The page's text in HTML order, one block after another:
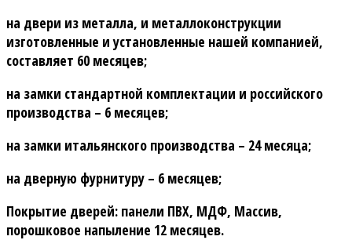
на двери из металла, и металлоконструкции
изготовленные и установленные нашей компанией,
составляет 60 месяцев;
на замки стандартной комплектации и российского
производства – 6 месяцев;
на замки итальянского производства – 24 месяца;
на дверную фурнитуру – 6 месяцев;
Покрытие дверей: панели ПВХ, МДФ, Массив,
порошковое напыление 12 месяцев.